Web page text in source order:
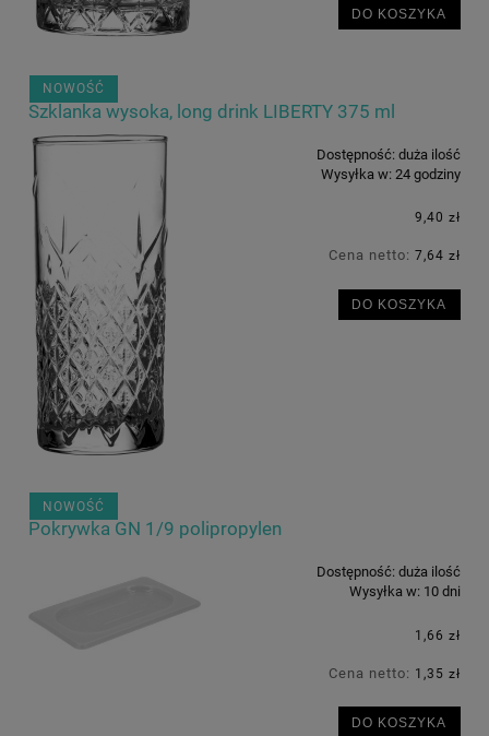
DO KOSZYKA
Szklanka wysoka, long drink LIBERTY 375 ml
Dostępność: duża ilość
Wysyłka w: 24 godziny
9,40 zł
Cena netto: 7,64 zł
DO KOSZYKA
NOWOŚĆ
Pokrywka GN 1/9 polipropylen
Dostępność: duża ilość
Wysyłka w: 10 dni
1,66 zł
Cena netto: 1,35 zł
DO KOSZYKA
NOWOŚĆ